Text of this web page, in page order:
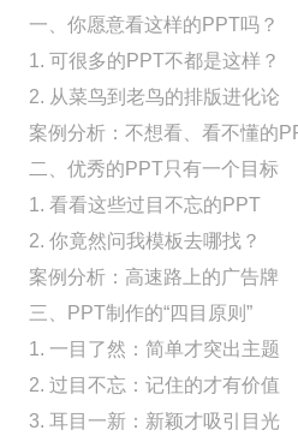
一、你愿意看这样的PPT吗？
1. 可很多的PPT不都是这样？
2. 从菜鸟到老鸟的排版进化论
案例分析：不想看、看不懂的
二、优秀的PPT只有一个目标
1. 看看这些过目不忘的PPT
2. 你竟然问我模板去哪找？
案例分析：高速路上的广告牌
三、PPT制作的“四目原则”
1. 一目了然：简单才突出主题
2. 过目不忘：记住的才有价值
3. 耳目一新：新颖才吸引目光